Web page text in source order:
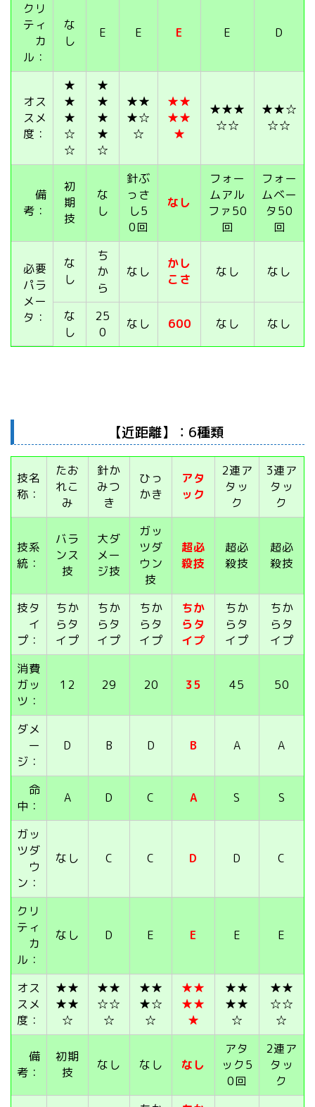
クリ
ティ
カ
ル：
な
し
E E E E D
オス
スメ
度：
★
★
★
☆
☆
★
★
★
★
☆
★★
★☆
☆
★★
★★
★
★★★
☆☆
★★☆
☆☆
備
考：
初
期
技
な
し
針ぶ
っさ
し5
0回
なし
フォー
ムアル
ファ50
回
フォー
ムベー
タ50
回
必要
パラ
メー
タ：
な
し
ち
か
ら
なし
かし
こさ
なし なし
な
し
25
0
なし 600 なし なし
【近距離】：6種類
技名
称：
たお
れこ
み
針か
みつ
き
ひっ
かき
アタ
ック
2連ア
タッ
ク
3連ア
タッ
ク
技系
統：
バラ
ンス
技
大ダ
メー
ジ技
ガッ
ツダ
ウン
技
超必
殺技
超必
殺技
超必
殺技
技タ
イ
プ：
ちか
らタ
イプ
ちか
らタ
イプ
ちか
らタ
イプ
ちか
らタ
イプ
ちか
らタ
イプ
ちか
らタ
イプ
消費
ガッ
ツ：
12 29 20 35 45 50
ダメ
ー
ジ：
D B D B A A
命
中：
A D C A S S
ガッ
ツダ
ウ
ン：
なし C C D D C
クリ
ティ
カ
ル：
なし D E E E E
オス
スメ
度：
★★
★★
☆
★★
☆☆
☆
★★
★☆
☆
★★
★★
★
★★
★★
☆
★★
☆☆
☆
備
考：
初期
技
なし なし なし
アタ
ック5
0回
2連ア
タッ
ク